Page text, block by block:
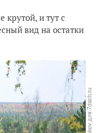
крутой, и тут с
вид на остатки